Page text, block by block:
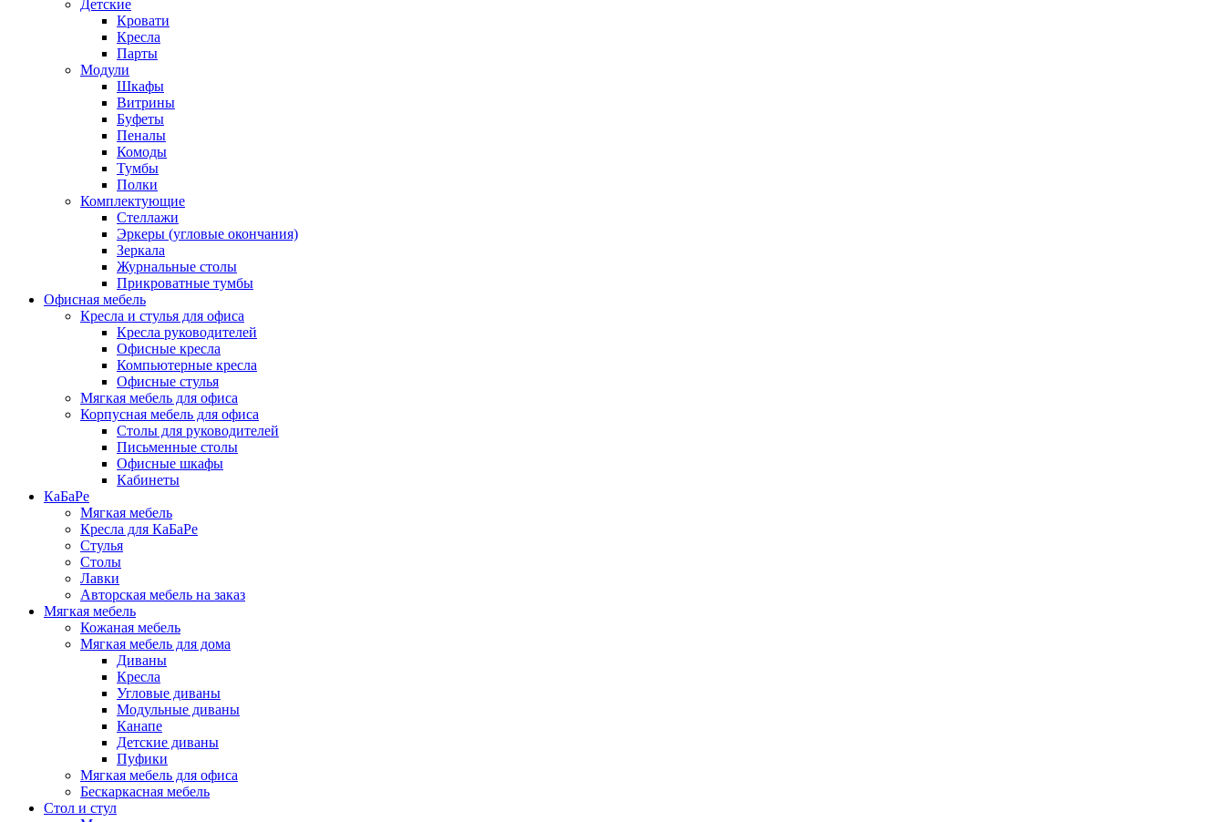
Детские
Кровати
Кресла
Парты
Модули
Шкафы
Витрины
Буфеты
Пеналы
Комоды
Тумбы
Полки
Комплектующие
Стеллажи
Эркеры (угловые окончания)
Зеркала
Журнальные столы
Прикроватные тумбы
Офисная мебель
Кресла и стулья для офиса
Кресла руководителей
Офисные кресла
Компьютерные кресла
Офисные стулья
Мягкая мебель для офиса
Корпусная мебель для офиса
Столы для руководителей
Письменные столы
Офисные шкафы
Кабинеты
КаБаРе
Мягкая мебель
Кресла для КаБаРе
Стулья
Столы
Лавки
Авторская мебель на заказ
Мягкая мебель
Кожаная мебель
Мягкая мебель для дома
Диваны
Кресла
Угловые диваны
Модульные диваны
Канапе
Детские диваны
Пуфики
Мягкая мебель для офиса
Бескаркасная мебель
Стол и стул